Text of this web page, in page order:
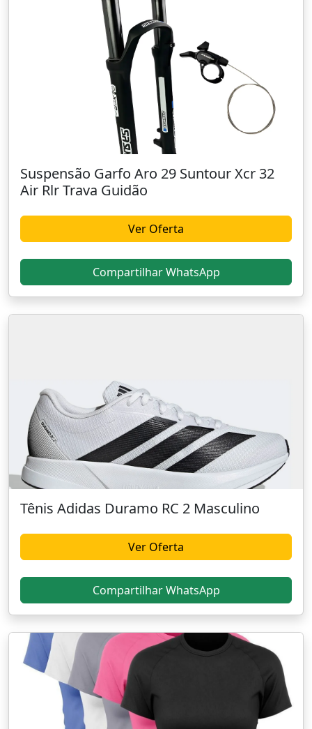
Suspensão Garfo Aro 29 Suntour Xcr 32
Air Rlr Trava Guidão
Ver Oferta
Compartilhar WhatsApp
Tênis Adidas Duramo RC 2 Masculino
Ver Oferta
Compartilhar WhatsApp